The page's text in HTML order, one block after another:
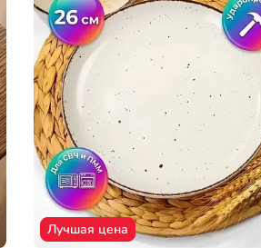
Лучшая цена